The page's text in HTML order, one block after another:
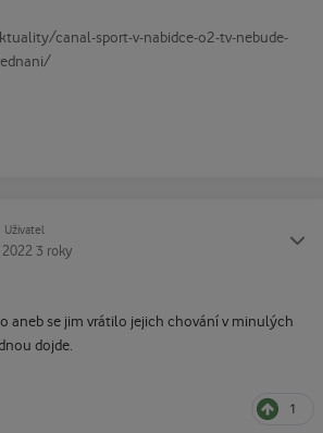
canal-sport-v-nabidce-o2-tv-nebude-
Uživatel
2022 3 roky
aneb se jim vrátilo jejich chování v minulých
dojde.
1